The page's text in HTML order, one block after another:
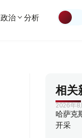
政治 分析
相关
2026年8
哈萨克
开采